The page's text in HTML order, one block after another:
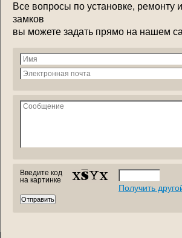
Все вопросы по установке, ремонту
замков
вы можете задать прямо на нашем
Введите код
на картинке
Получить